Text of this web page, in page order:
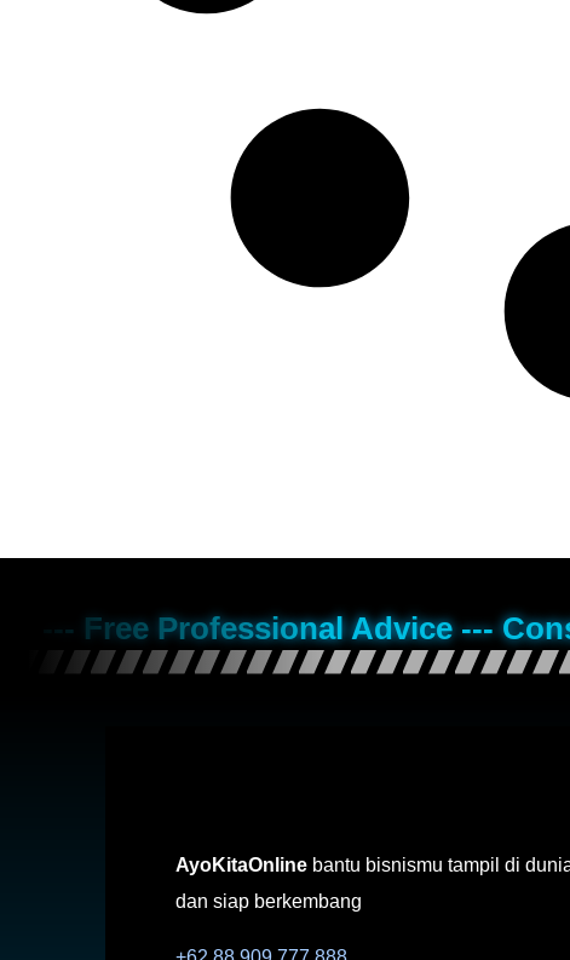
--- Free Professional Advice ---
AyoKitaOnline bantu bisnismu tampil di
dan siap berkembang